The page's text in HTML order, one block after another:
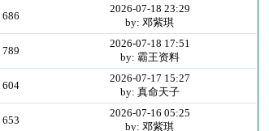
686
2026-07-18 23:29
by: 邓紫琪
789
2026-07-18 17:51
by: 霸王资料
604
2026-07-17 15:27
by: 真命天子
653
2026-07-16 05:25
by: 邓紫琪